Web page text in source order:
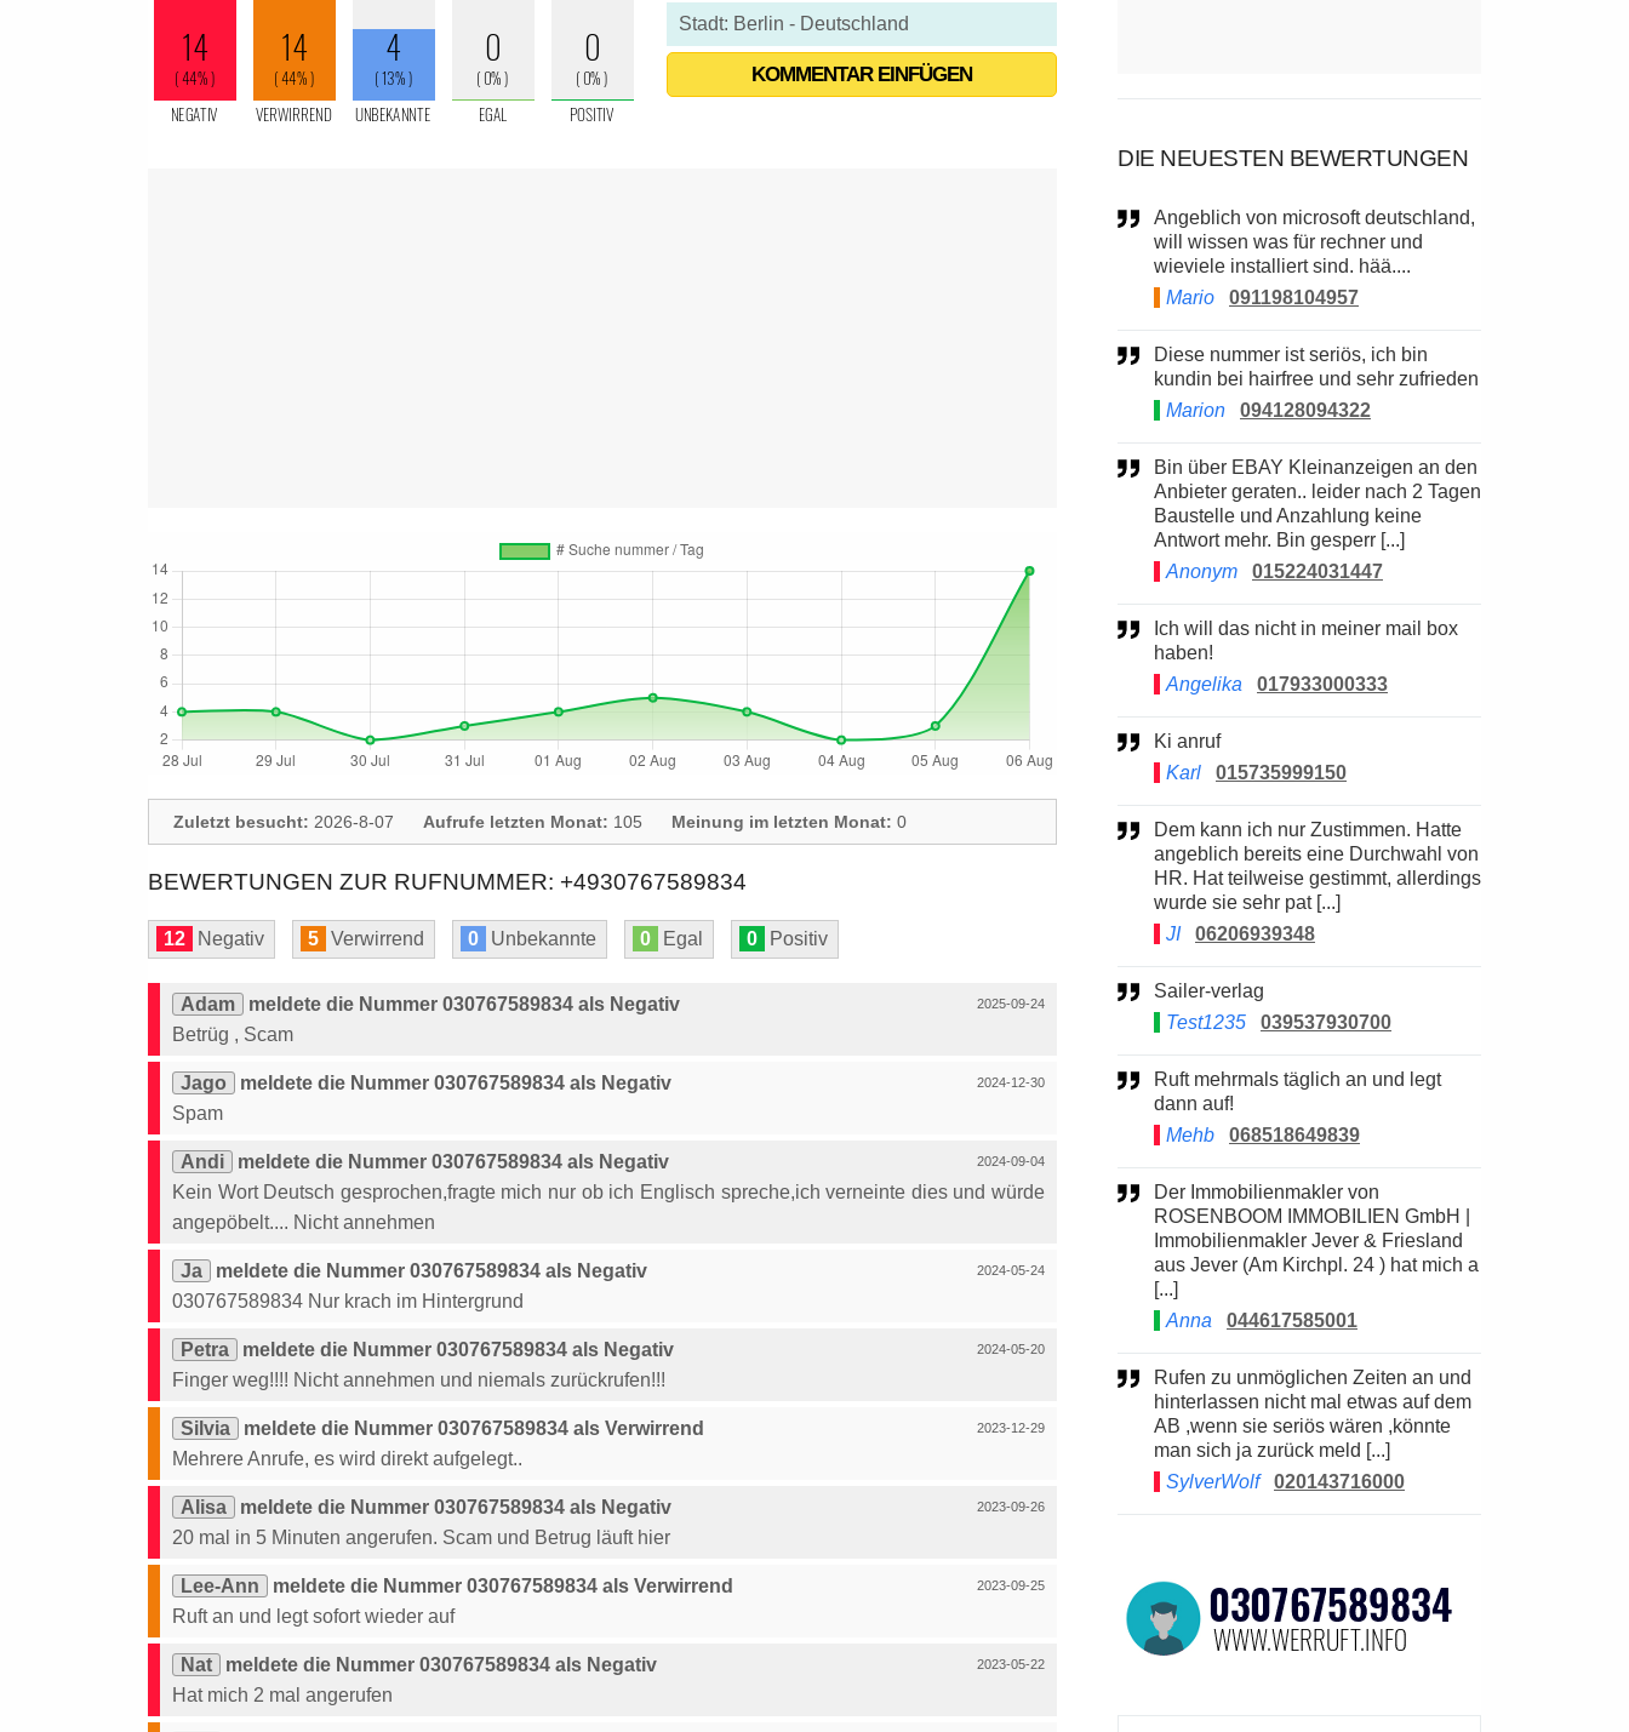
Stadt: Berlin - Deutschland
KOMMENTAR EINFÜGEN
Zuletzt besucht: 2026-8-07 Aufrufe letzten Monat: 105 Meinung im letzten Monat: 0
BEWERTUNGEN ZUR RUFNUMMER: +4930767589834
12 Negativ 5 Verwirrend 0 Unbekannte 0 Egal 0 Positiv
2025-09-24
Adam
meldete die Nummer 030767589834 als Negativ
Betrüg , Scam
2024-12-30
Jago
meldete die Nummer 030767589834 als Negativ
Spam
2024-09-04
Andi
meldete die Nummer 030767589834 als Negativ
Kein Wort Deutsch gesprochen,fragte mich nur ob ich Englisch spreche,ich verneinte dies und würde
angepöbelt.... Nicht annehmen
2024-05-24
Ja
meldete die Nummer 030767589834 als Negativ
030767589834 Nur krach im Hintergrund
2024-05-20
Petra
meldete die Nummer 030767589834 als Negativ
Finger weg!!!! Nicht annehmen und niemals zurückrufen!!!
2023-12-29
Silvia
meldete die Nummer 030767589834 als Verwirrend
Mehrere Anrufe, es wird direkt aufgelegt..
2023-09-26
Alisa
meldete die Nummer 030767589834 als Negativ
20 mal in 5 Minuten angerufen. Scam und Betrug läuft hier
2023-09-25
Lee-Ann
meldete die Nummer 030767589834 als Verwirrend
Ruft an und legt sofort wieder auf
2023-05-22
Nat
meldete die Nummer 030767589834 als Negativ
Hat mich 2 mal angerufen
DIE NEUESTEN BEWERTUNGEN
Angeblich von microsoft deutschland,
will wissen was für rechner und
wieviele installiert sind. hää....
Mario
091198104957
Diese nummer ist seriös, ich bin
kundin bei hairfree und sehr zufrieden
Marion
094128094322
Bin über EBAY Kleinanzeigen an den
Anbieter geraten.. leider nach 2 Tagen
Baustelle und Anzahlung keine
Antwort mehr. Bin gesperr [...]
Anonym
015224031447
haben!
Angelika
017933000333
Ki anruf
Karl
015735999150
Dem kann ich nur Zustimmen. Hatte
angeblich bereits eine Durchwahl von
HR. Hat teilweise gestimmt, allerdings
wurde sie sehr pat [...]
JI
06206939348
Sailer-verlag
Test1235
039537930700
Ruft mehrmals täglich an und legt
dann auf!
Mehb
068518649839
Der Immobilienmakler von
ROSENBOOM IMMOBILIEN GmbH |
Immobilienmakler Jever & Friesland
aus Jever (Am Kirchpl. 24 ) hat mich a
[...]
Anna
044617585001
Rufen zu unmöglichen Zeiten an und
hinterlassen nicht mal etwas auf dem
AB ,wenn sie seriös wären ,könnte
man sich ja zurück meld [...]
SylverWolf
020143716000